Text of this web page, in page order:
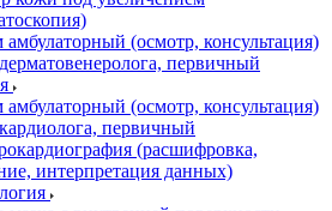
(осмотр, консультация)
первичный
(осмотр, консультация)
первичный
(расшифровка,
интерпретация данных)